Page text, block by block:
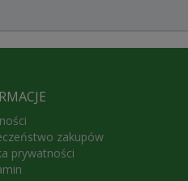
zakupów
prywatności